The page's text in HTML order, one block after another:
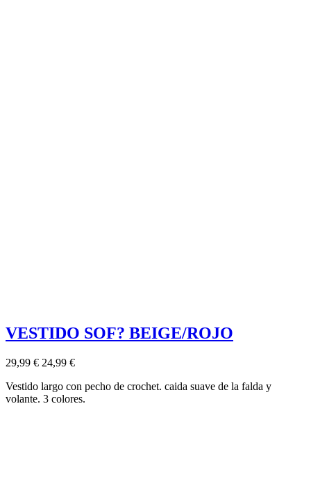
VESTIDO SOF? BEIGE/ROJO
29,99 € 24,99 €
Vestido largo con pecho de crochet. caida suave de la falda y
volante. 3 colores.